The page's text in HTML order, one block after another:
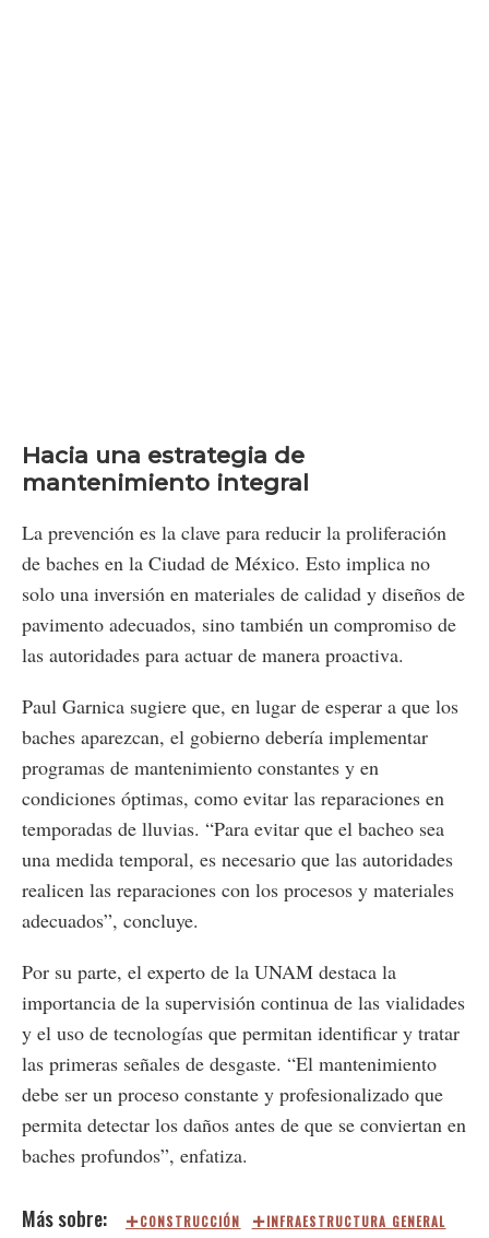
Hacia una estrategia de
mantenimiento integral
La prevención es la clave para reducir la proliferación
de baches en la Ciudad de México. Esto implica no
solo una inversión en materiales de calidad y diseños de
pavimento adecuados, sino también un compromiso de
las autoridades para actuar de manera proactiva.
Paul Garnica sugiere que, en lugar de esperar a que los
baches aparezcan, el gobierno debería implementar
programas de mantenimiento constantes y en
condiciones óptimas, como evitar las reparaciones en
temporadas de lluvias. “Para evitar que el bacheo sea
una medida temporal, es necesario que las autoridades
realicen las reparaciones con los procesos y materiales
adecuados”, concluye.
Por su parte, el experto de la UNAM destaca la
importancia de la supervisión continua de las vialidades
y el uso de tecnologías que permitan identificar y tratar
las primeras señales de desgaste. “El mantenimiento
debe ser un proceso constante y profesionalizado que
permita detectar los daños antes de que se conviertan en
baches profundos”, enfatiza​.
CONSTRUCCIÓN INFRAESTRUCTURA GENERAL